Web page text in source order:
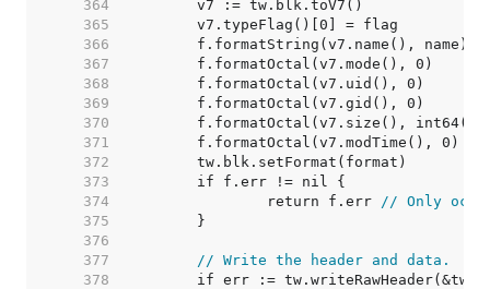
   364
   365
   366
   367
   368
   369
   370
f.formatOctal(v7.size(),
   371
   372
   373
   374
		return f.err
// Only
   375
   376
   377
// Write the header and data.
   378